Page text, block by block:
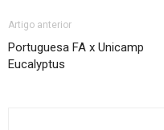
Artigo anterior
Portuguesa FA x Unicamp
Eucalyptus